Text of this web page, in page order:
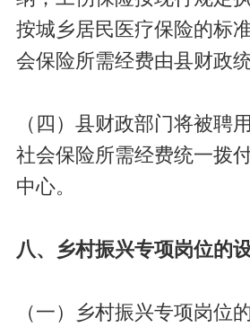
按城乡居民医疗保险的标
会保险所需经费由县财政统
（四）县财政部门将被聘
社会保险所需经费统一拨
中心。
八、乡村振兴专项岗位的
（一）乡村振兴专项岗位